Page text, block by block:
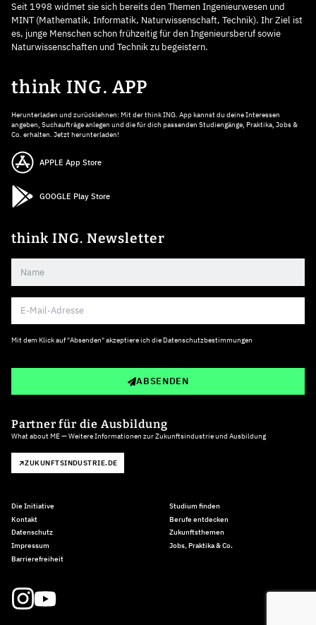
Seit 1998 widmet sie sich bereits den Themen Ingenieurwesen und
MINT (Mathematik, Informatik, Naturwissenschaft, Technik). Ihr Ziel ist
es, junge Menschen schon frühzeitig für den Ingenieursberuf sowie
Naturwissenschaften und Technik zu begeistern.
think ING. APP
Herunterladen und zurücklehnen: Mit der think ING. App kannst du deine Interessen
angeben, Suchaufträge anlegen und die für dich passenden Studiengänge, Praktika, Jobs &
Co. erhalten. Jetzt herunterladen!
APPLE App Store
GOOGLE Play Store
think ING. Newsletter
Mit dem Klick auf "Absenden" akzeptiere ich die Datenschutzbestimmungen
ABSENDEN
Partner für die Ausbildung
What about ME — Weitere Informationen zur Zukunftsindustrie und Ausbildung
ZUKUNFTSINDUSTRIE.DE
Die Initiative
Kontakt
Datenschutz
Impressum
Barrierefreiheit
Studium finden
Berufe entdecken
Zukunftsthemen
Jobs, Praktika & Co.